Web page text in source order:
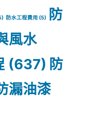
防水工程費用 (5)
防
風水
(637) 防
漏油漆